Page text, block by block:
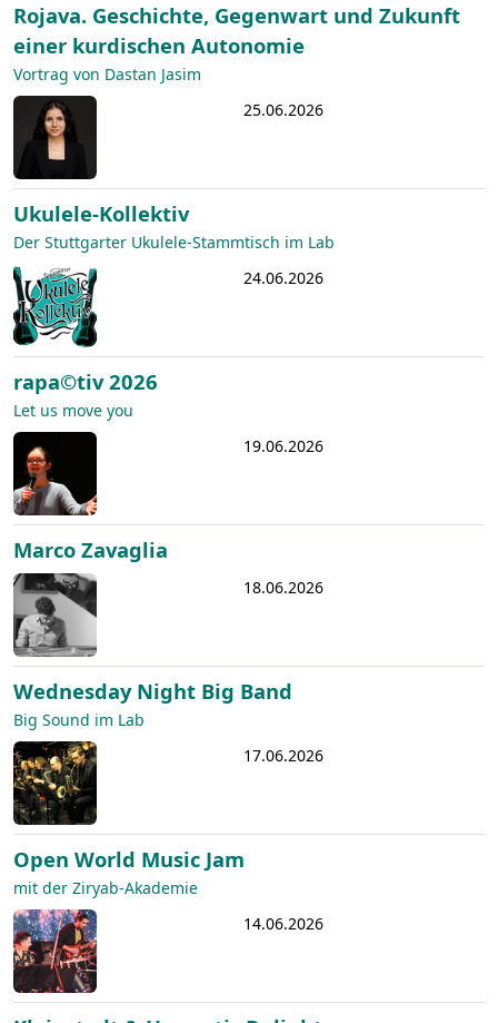
Rojava. Geschichte, Gegenwart und Zukunft
einer kurdischen Autonomie
Vortrag von Dastan Jasim
25.06.2026
Ukulele-Kollektiv
Der Stuttgarter Ukulele-Stammtisch im Lab
24.06.2026
rapa©tiv 2026
Let us move you
19.06.2026
Marco Zavaglia
18.06.2026
Wednesday Night Big Band
Big Sound im Lab
17.06.2026
Open World Music Jam
mit der Ziryab-Akademie
14.06.2026